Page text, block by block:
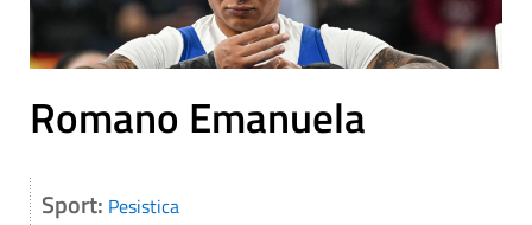
Romano Emanuela
Sport: Pesistica